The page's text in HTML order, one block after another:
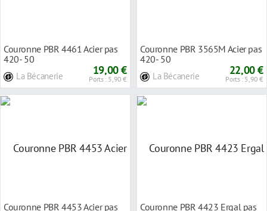
Couronne PBR 4461 Acier pas
420- 50
La Bécanerie 19,00 €
Ports : 5,90 €
Couronne PBR 3565M Acier pas
420- 50
La Bécanerie 22,00 €
Ports : 5,90 €
Couronne PBR 4453 Acier pas
Couronne PBR 4423 Ergal pas